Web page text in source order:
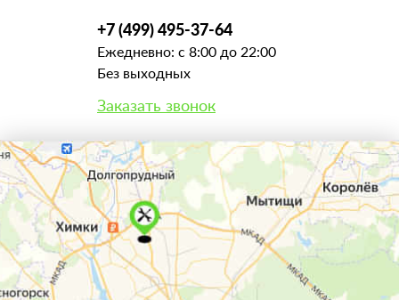
+7 (499) 495-37-64
Ежедневно: с 8:00 до 22:00
Без выходных
Заказать звонок